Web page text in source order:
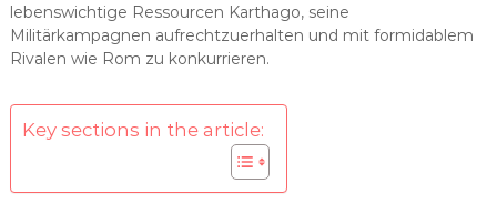
lebenswichtige Ressourcen Karthago, seine
Militärkampagnen aufrechtzuerhalten und mit formidablem
Rivalen wie Rom zu konkurrieren.
Key sections in the article: